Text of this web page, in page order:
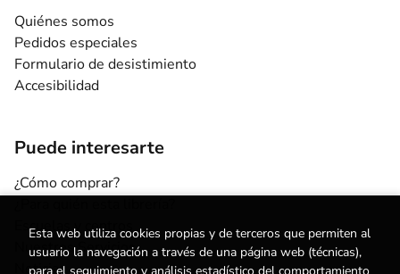
Quiénes somos
Pedidos especiales
Formulario de desistimiento
Accesibilidad
Puede interesarte
¿Cómo comprar?
Escuelas y centros
Nuestros Servicios
Noticias
Esta web utiliza cookies propias y de terceros que permiten al
usuario la navegación a través de una página web (técnicas),